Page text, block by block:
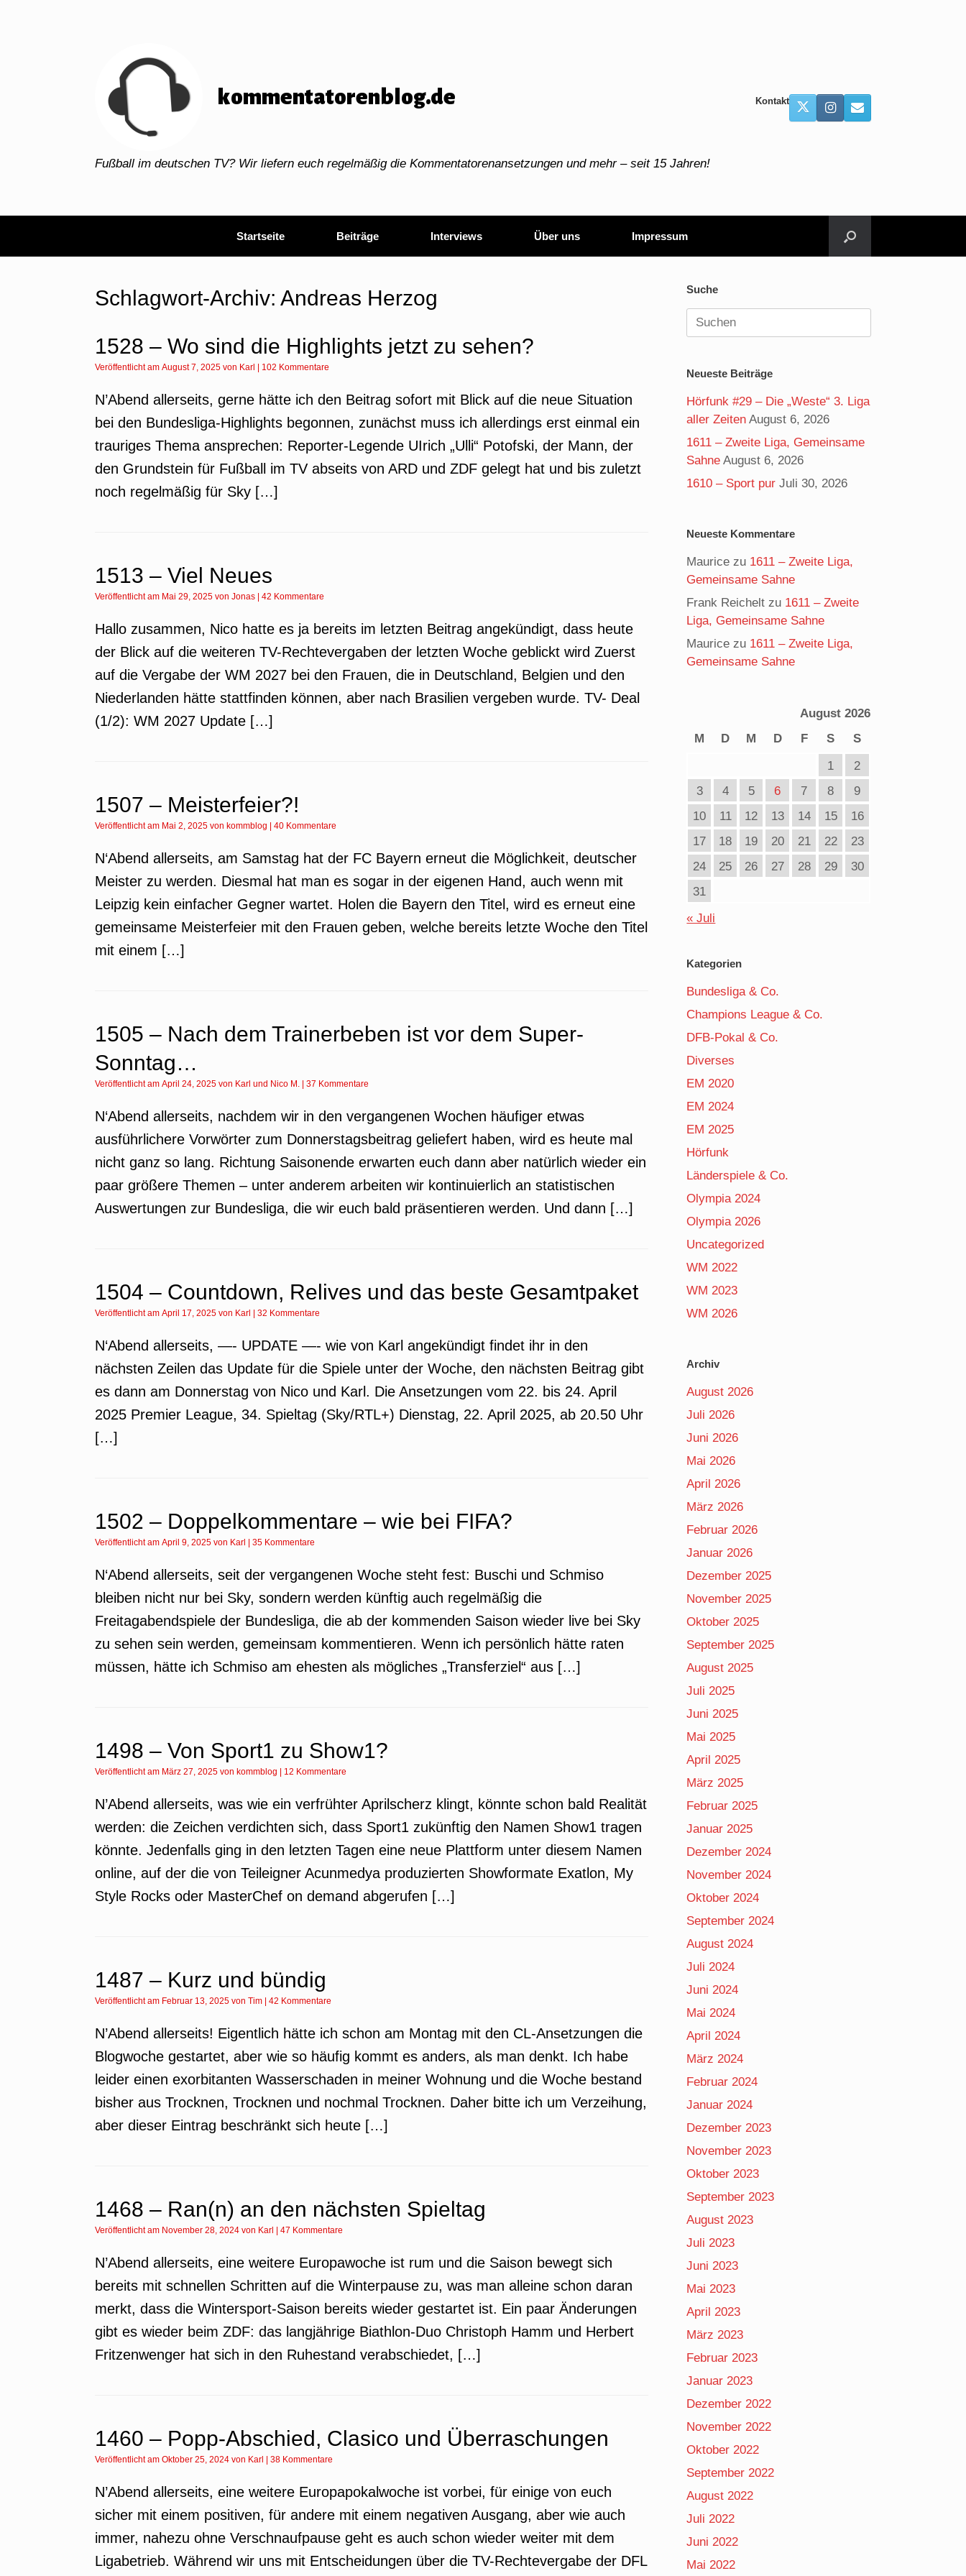
kommentatorenblog.de
Fußball im deutschen TV? Wir liefern euch regelmäßig die Kommentatorenansetzungen und mehr – seit 15 Jahren!
Kontakt
Startseite Beiträge Interviews Über uns Impressum
Schlagwort-Archiv: Andreas Herzog
1528 – Wo sind die Highlights jetzt zu sehen?
Veröffentlicht am August 7, 2025 von Karl 102 Kommentare
N’Abend allerseits, gerne hätte ich den Beitrag sofort mit Blick auf die neue Situation
bei den Bundesliga-Highlights begonnen, zunächst muss ich allerdings erst einmal ein
trauriges Thema ansprechen: Reporter-Legende UIrich „Ulli“ Potofski, der Mann, der
den Grundstein für Fußball im TV abseits von ARD und ZDF gelegt hat und bis zuletzt
noch regelmäßig für Sky […]
1513 – Viel Neues
Veröffentlicht am Mai 29, 2025 von Jonas 42 Kommentare
Hallo zusammen, Nico hatte es ja bereits im letzten Beitrag angekündigt, dass heute
der Blick auf die weiteren TV-Rechtevergaben der letzten Woche geblickt wird Zuerst
auf die Vergabe der WM 2027 bei den Frauen, die in Deutschland, Belgien und den
Niederlanden hätte stattfinden können, aber nach Brasilien vergeben wurde. TV- Deal
(1/2): WM 2027 Update […]
1507 – Meisterfeier?!
Veröffentlicht am Mai 2, 2025 von kommblog 40 Kommentare
N‘Abend allerseits, am Samstag hat der FC Bayern erneut die Möglichkeit, deutscher
Meister zu werden. Diesmal hat man es sogar in der eigenen Hand, auch wenn mit
Leipzig kein einfacher Gegner wartet. Holen die Bayern den Titel, wird es erneut eine
gemeinsame Meisterfeier mit den Frauen geben, welche bereits letzte Woche den Titel
mit einem […]
1505 – Nach dem Trainerbeben ist vor dem Super-
Sonntag…
Veröffentlicht am April 24, 2025 von Karl und Nico M. 37 Kommentare
N‘Abend allerseits, nachdem wir in den vergangenen Wochen häufiger etwas
ausführlichere Vorwörter zum Donnerstagsbeitrag geliefert haben, wird es heute mal
nicht ganz so lang. Richtung Saisonende erwarten euch dann aber natürlich wieder ein
paar größere Themen – unter anderem arbeiten wir kontinuierlich an statistischen
Auswertungen zur Bundesliga, die wir euch bald präsentieren werden. Und dann […]
1504 – Countdown, Relives und das beste Gesamtpaket
Veröffentlicht am April 17, 2025 von Karl 32 Kommentare
N‘Abend allerseits, —- UPDATE —- wie von Karl angekündigt findet ihr in den
nächsten Zeilen das Update für die Spiele unter der Woche, den nächsten Beitrag gibt
es dann am Donnerstag von Nico und Karl. Die Ansetzungen vom 22. bis 24. April
2025 Premier League, 34. Spieltag (Sky/RTL+) Dienstag, 22. April 2025, ab 20.50 Uhr
[…]
1502 – Doppelkommentare – wie bei FIFA?
Veröffentlicht am April 9, 2025 von Karl 35 Kommentare
N‘Abend allerseits, seit der vergangenen Woche steht fest: Buschi und Schmiso
bleiben nicht nur bei Sky, sondern werden künftig auch regelmäßig die
Freitagabendspiele der Bundesliga, die ab der kommenden Saison wieder live bei Sky
zu sehen sein werden, gemeinsam kommentieren. Wenn ich persönlich hätte raten
müssen, hätte ich Schmiso am ehesten als mögliches „Transferziel“ aus […]
1498 – Von Sport1 zu Show1?
Veröffentlicht am März 27, 2025 von kommblog 12 Kommentare
N’Abend allerseits, was wie ein verfrühter Aprilscherz klingt, könnte schon bald Realität
werden: die Zeichen verdichten sich, dass Sport1 zukünftig den Namen Show1 tragen
könnte. Jedenfalls ging in den letzten Tagen eine neue Plattform unter diesem Namen
online, auf der die von Teileigner Acunmedya produzierten Showformate Exatlon, My
Style Rocks oder MasterChef on demand abgerufen […]
1487 – Kurz und bündig
Veröffentlicht am Februar 13, 2025 von Tim 42 Kommentare
N’Abend allerseits! Eigentlich hätte ich schon am Montag mit den CL-Ansetzungen die
Blogwoche gestartet, aber wie so häufig kommt es anders, als man denkt. Ich habe
leider einen exorbitanten Wasserschaden in meiner Wohnung und die Woche bestand
bisher aus Trocknen, Trocknen und nochmal Trocknen. Daher bitte ich um Verzeihung,
aber dieser Eintrag beschränkt sich heute […]
1468 – Ran(n) an den nächsten Spieltag
Veröffentlicht am November 28, 2024 von Karl 47 Kommentare
N’Abend allerseits, eine weitere Europawoche ist rum und die Saison bewegt sich
bereits mit schnellen Schritten auf die Winterpause zu, was man alleine schon daran
merkt, dass die Wintersport-Saison bereits wieder gestartet ist. Ein paar Änderungen
gibt es wieder beim ZDF: das langjährige Biathlon-Duo Christoph Hamm und Herbert
Fritzenwenger hat sich in den Ruhestand verabschiedet, […]
1460 – Popp-Abschied, Clasico und Überraschungen
Veröffentlicht am Oktober 25, 2024 von Karl 38 Kommentare
N’Abend allerseits, eine weitere Europapokalwoche ist vorbei, für einige von euch
sicher mit einem positiven, für andere mit einem negativen Ausgang, aber wie auch
immer, nahezu ohne Verschnaufpause geht es auch schon wieder weiter mit dem
Ligabetrieb. Während wir uns mit Entscheidungen über die TV-Rechtevergabe der DFL
Suche
Suchen
nach:
Neueste Beiträge
Hörfunk #29 – Die „Weste“ 3. Liga
aller Zeiten August 6, 2026
1611 – Zweite Liga, Gemeinsame
Sahne August 6, 2026
1610 – Sport pur Juli 30, 2026
Neueste Kommentare
Maurice zu 1611 – Zweite Liga,
Gemeinsame Sahne
Frank Reichelt zu 1611 – Zweite
Liga, Gemeinsame Sahne
Maurice zu 1611 – Zweite Liga,
Gemeinsame Sahne
August 2026
M
D M D F S
S
1
2
3
4 5 6 7 8
9
10
11 12 13 14 15
16
17
18 19 20 21 22
23
24
25 26 27 28 29
30
31
« Juli
Kategorien
Bundesliga & Co.
Champions League & Co.
DFB-Pokal & Co.
Diverses
EM 2020
EM 2024
EM 2025
Hörfunk
Länderspiele & Co.
Olympia 2024
Olympia 2026
Uncategorized
WM 2022
WM 2023
WM 2026
Archiv
August 2026
Juli 2026
Juni 2026
Mai 2026
April 2026
März 2026
Februar 2026
Januar 2026
Dezember 2025
November 2025
Oktober 2025
September 2025
August 2025
Juli 2025
Juni 2025
Mai 2025
April 2025
März 2025
Februar 2025
Januar 2025
Dezember 2024
November 2024
Oktober 2024
September 2024
August 2024
Juli 2024
Juni 2024
Mai 2024
April 2024
März 2024
Februar 2024
Januar 2024
Dezember 2023
November 2023
Oktober 2023
September 2023
August 2023
Juli 2023
Juni 2023
Mai 2023
April 2023
März 2023
Februar 2023
Januar 2023
Dezember 2022
November 2022
Oktober 2022
September 2022
August 2022
Juli 2022
Juni 2022
Mai 2022